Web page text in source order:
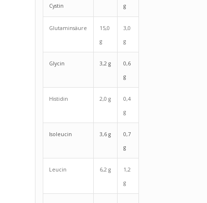
Cystin
g
Glutaminsäure
15,0
g
3,0
g
Glycin 3,2 g
0,6
g
Histidin 2,0 g
0,4
g
Isoleucin 3,6 g
0,7
g
Leucin 6,2 g
1,2
g